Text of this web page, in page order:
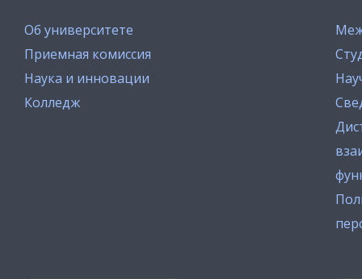
Об университете
Приемная комиссия
Наука и инновации
Колледж